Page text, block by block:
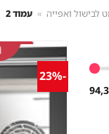
לבישול ואפייה » עמוד 2
-23%